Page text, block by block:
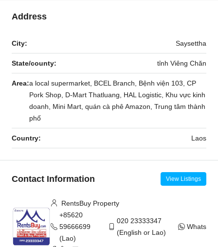
Address
City: Saysettha
State/county: tỉnh Viêng Chăn
Area:a local supermarket, BCEL Branch, Bệnh viện 103, CP
Pork Shop, D-Mart Thatluang, HAL Logistic, Khu vực kinh
doanh, Mini Mart, quán cà phê Amazon, Trung tâm thành
phố
Country: Laos
Contact Information View Listings
RentsBuy Property
+85620
59666699
(Lao)
020 23333347
(English or Lao)
WhatsApp